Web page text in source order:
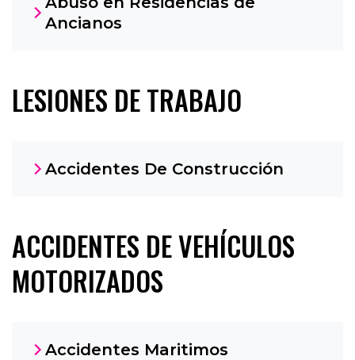
Ancianos
LESIONES DE TRABAJO
Accidentes De Construcción
ACCIDENTES DE VEHÍCULOS
MOTORIZADOS
Accidentes Maritimos